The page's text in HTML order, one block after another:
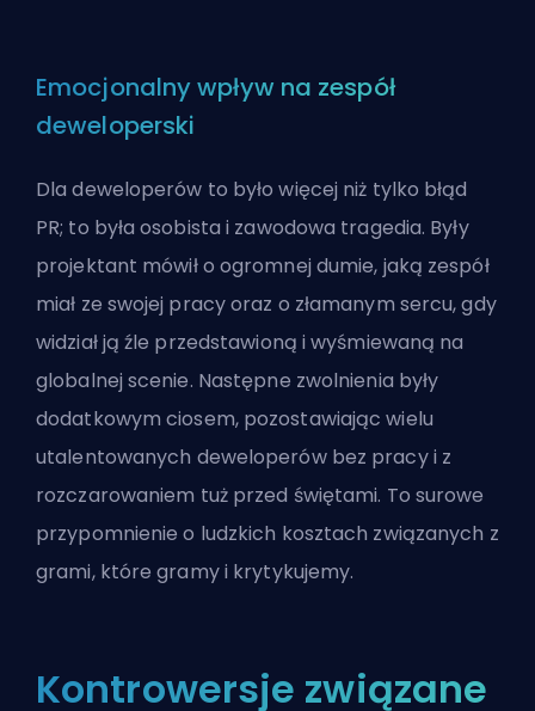
Emocjonalny wpływ na zespół
deweloperski
Dla deweloperów to było więcej niż tylko błąd
PR; to była osobista i zawodowa tragedia. Były
projektant mówił o ogromnej dumie, jaką zespół
miał ze swojej pracy oraz o złamanym sercu, gdy
widział ją źle przedstawioną i wyśmiewaną na
globalnej scenie. Następne zwolnienia były
dodatkowym ciosem, pozostawiając wielu
utalentowanych deweloperów bez pracy i z
rozczarowaniem tuż przed świętami. To surowe
przypomnienie o ludzkich kosztach związanych z
grami, które gramy i krytykujemy.
Kontrowersje związane